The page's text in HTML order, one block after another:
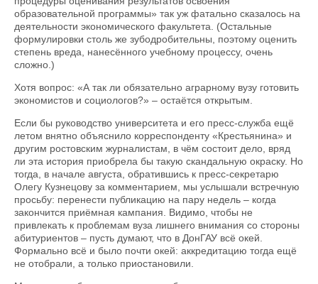
образовательной программы» так уж фатально сказалось на
деятельности экономического факультета. (Остальные
формулировки столь же зубодробительны, поэтому оценить
степень вреда, нанесённого учебному процессу, очень
сложно.)
Хотя вопрос: «А так ли обязательно аграрному вузу готовить
экономистов и социологов?» – остаётся открытым.
Если бы руководство университета и его пресс-служба ещё
летом внятно объяснило корреспонденту «Крестьянина» и
другим ростовским журналистам, в чём состоит дело, вряд
ли эта история приобрела бы такую скандальную окраску. Но
тогда, в начале августа, обратившись к пресс-секретарю
Олегу Кузнецову за комментарием, мы услышали встречную
просьбу: перенести публикацию на пару недель – когда
закончится приёмная кампания. Видимо, чтобы не
привлекать к проблемам вуза лишнего внимания со стороны
абитуриентов – пусть думают, что в ДонГАУ всё окей.
Формально всё и было почти окей: аккредитацию тогда ещё
не отобрали, а только приостановили.